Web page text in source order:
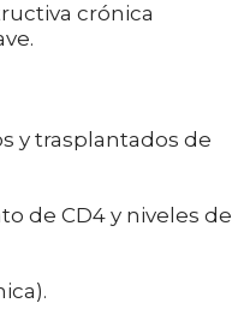
crónica
y trasplantados de
CD4 y niveles de